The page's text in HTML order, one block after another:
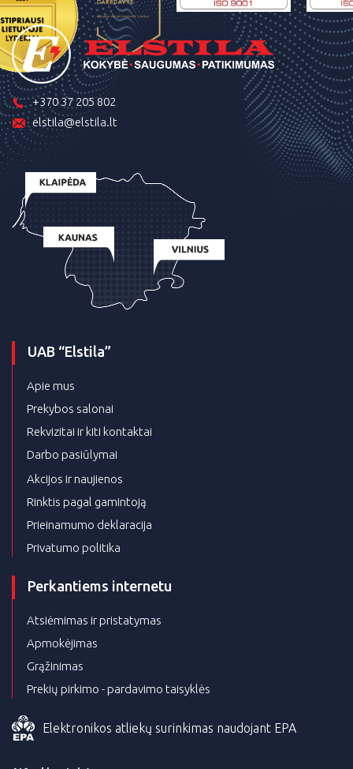
+370 37 205 802
elstila@elstila.lt
UAB “Elstila”
Apie mus
Prekybos salonai
Rekvizitai ir kiti kontaktai
Darbo pasiūlymai
Akcijos ir naujienos
Rinktis pagal gamintoją
Prieinamumo deklaracija
Privatumo politika
Perkantiems internetu
Atsiėmimas ir pristatymas
Apmokėjimas
Grąžinimas
Prekių pirkimo - pardavimo taisyklės
Elektronikos atliekų surinkimas naudojant EPA